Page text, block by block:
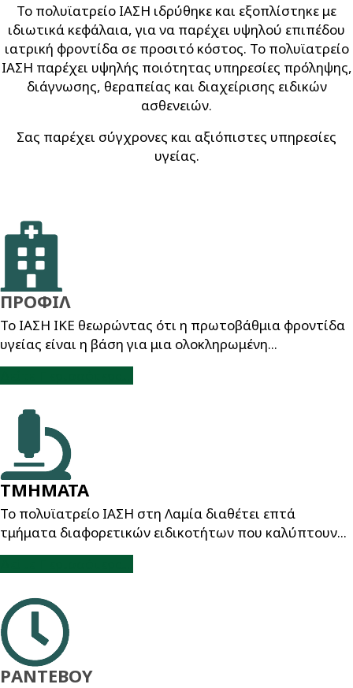
Το πολυϊατρείο ΙΑΣΗ ιδρύθηκε και εξοπλίστηκε με
ιδιωτικά κεφάλαια, για να παρέχει υψηλού επιπέδου
ιατρική φροντίδα σε προσιτό κόστος. Το πολυϊατρείο
ΙΑΣΗ παρέχει υψηλής ποιότητας υπηρεσίες πρόληψης,
διάγνωσης, θεραπείας και διαχείρισης ειδικών
ασθενειών.
Σας παρέχει σύγχρονες και αξιόπιστες υπηρεσίες
υγείας.
ΠΡΟΦΙΛ
Το ΙΑΣΗ ΙΚΕ θεωρώντας ότι η πρωτοβάθμια φροντίδα
υγείας είναι η βάση για μια ολοκληρωμένη...
ΤΜΗΜΑΤΑ
Το πολυϊατρείο ΙΑΣΗ στη Λαμία διαθέτει επτά
τμήματα διαφορετικών ειδικοτήτων που καλύπτουν...
ΡΑΝΤΕΒΟΥ